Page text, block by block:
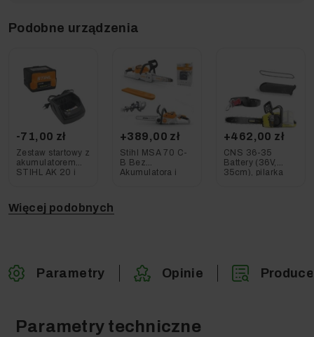
Podobne urządzenia
-71,00 zł
Zestaw startowy z
akumulatorem
STIHL AK 20 i
+389,00 zł
Stihl MSA 70 C-
B Bez
Akumulatora i
+462,00 zł
CNS 36-35
Battery (36V,
35cm), pilarka
Więcej podobnych
Parametry Opinie
Parametry techniczne